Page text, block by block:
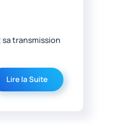
transmission
Lire la Suite